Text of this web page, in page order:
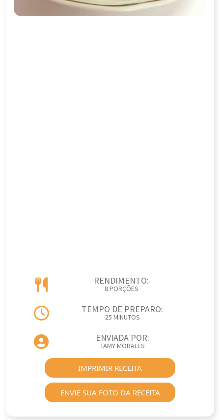
RENDIMENTO:
8 PORÇÕES
TEMPO DE PREPARO:
25 MINUTOS
ENVIADA POR:
TAMY MORALES
IMPRIMIR RECEITA
ENVIE SUA FOTO DA RECEITA